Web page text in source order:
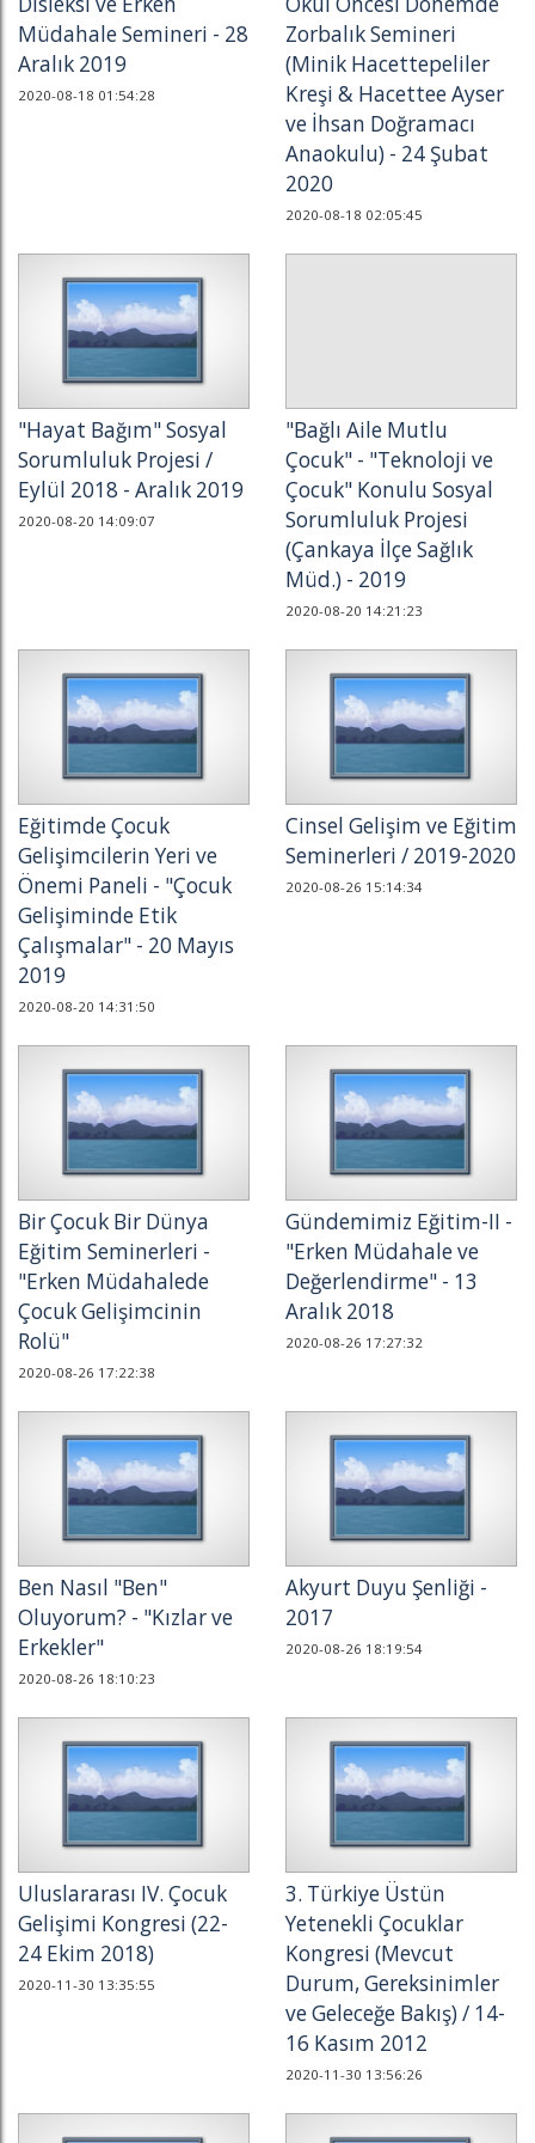
Müdahale Semineri - 28
Aralık 2019
2020-08-18 01:54:28
Zorbalık Semineri
(Minik Hacettepeliler
Kreşi & Hacettee Ayser
ve İhsan Doğramacı
Anaokulu) - 24 Şubat
2020
2020-08-18 02:05:45
"Hayat Bağım" Sosyal
Sorumluluk Projesi /
Eylül 2018 - Aralık 2019
2020-08-20 14:09:07
"Bağlı Aile Mutlu
Çocuk" - "Teknoloji ve
Çocuk" Konulu Sosyal
Sorumluluk Projesi
(Çankaya İlçe Sağlık
Müd.) - 2019
2020-08-20 14:21:23
Eğitimde Çocuk
Gelişimcilerin Yeri ve
Önemi Paneli - "Çocuk
Gelişiminde Etik
Çalışmalar" - 20 Mayıs
2019
2020-08-20 14:31:50
Cinsel Gelişim ve Eğitim
Seminerleri / 2019-2020
2020-08-26 15:14:34
Bir Çocuk Bir Dünya
Eğitim Seminerleri -
"Erken Müdahalede
Çocuk Gelişimcinin
Rolü"
2020-08-26 17:22:38
Gündemimiz Eğitim-II -
"Erken Müdahale ve
Değerlendirme" - 13
Aralık 2018
2020-08-26 17:27:32
Ben Nasıl "Ben"
Oluyorum? - "Kızlar ve
Erkekler"
2020-08-26 18:10:23
Akyurt Duyu Şenliği -
2017
2020-08-26 18:19:54
Uluslararası IV. Çocuk
Gelişimi Kongresi (22-
24 Ekim 2018)
2020-11-30 13:35:55
3. Türkiye Üstün
Yetenekli Çocuklar
Kongresi (Mevcut
Durum, Gereksinimler
ve Geleceğe Bakış) / 14-
16 Kasım 2012
2020-11-30 13:56:26